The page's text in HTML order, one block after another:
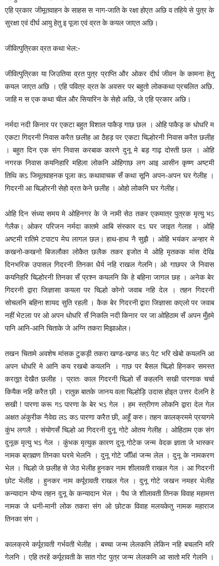
एहि प्रकार जीमूतवाहन के साहस स नाग-जाति के रक्षा होएत अछि व तहिये से पुत्र के
सुरक्षा एवं दीर्घ आयु हेतु इ पूजा एवं व्रत के कयल जाएत अछि।
जीवित्पुत्रिका व्रत कथा भेल:-
जीवित्पुत्रिका या जिउतिया व्रत पुत्र प्राप्ति और ओकर दीर्घ जीवन के कामना हेतु
कयल जाएत अछि । एहि पवित्र व्रत के अवसर पर बहुतो लोककथा प्रचलित अछि.
जाहि म स एक कथा चील और सियारिन के सेहो अछि, जे एहि प्रकार अछि।
नर्मदा नदी किनार पर एकटा बहुत विशाल पाकैड़ गाछ छल । ओहि पाकैड़ क धोधरि म
एकटा गिदरनी निवास करैत छलीह आ ठैहड़ पर एकटा चिल्होरनी निवास करैत छलीह
। बहुत दिन एक संग निवास करबाक कारणे दुनू मे बड़ गाढ़ दोस्ती छल । ओहि
नगरक निवास कयनिहारि महिला लोकनि ओहिगाछ लग आ‌इ आसीन कृष्ण अष्टमी
तिथि कऽ जिमूतवाहनक पूजा कऽ कथावाचक सँ कथा सूनि अपन-अपन घर गेलीह ।
गिदरनी आ चिल्होरनी सेहो व्रत केने छलीह । ओहो लोकनि घर गेलीह।
ओहि दिन संध्या समय मे ओहिनगर के जे नामी सेठ तकर एकमात्र पुत्रक मृत्यु भऽ
गेलैक। ओकर परिजन नर्मदा कातमे आबि संस्कार दऽ घर जा‌इत गेलाह । ओहि
अष्टमी रातिमे टपाटप मेघ लागल छल। हाथ-हाथ नै सुझै । ओहि भयंकर अन्हार मे
कखनो-कखनो बिजलौका लोकैत छलैक तकर इजोत मे ओहि मृतकक मांस देखि
दिनभरिक उपासल गिदरनी तिनका धैर्य नहि राखल गेलनि। ओ गाछपर जे निवास
कयनिहरि चिल्होरनी तिनका सँ प्रश्न कयलनि कि हे बहिना जागल छह । अनेक बेर
गिदरनी द्वारा जिज्ञासा कयला पर चिल्हो कोनो जवाब नहि देल । तहन गिदरनी
सोचलनि बहिना शायद सुति रहली । कैक बेर गिदरनी द्वारा जिज्ञासा क‌एलो पर जवाब
नहीं भेटला पर ओ अपन धोधरि सँ निकलि नदी किनार पर जा ओहिठाम सँ अपन मुँहमे
पानि आनि-आनि चिताके जे अग्नि तकरा मिझा‌ओल।
तखन चितामे अवशेष मांसक टुकड़ी तकरा खण्ड-खण्ड कऽ पेट भरि खेबो कयलनि आ
अपन धोधरि मे आनि कय रखबो कयलनि । गाछ पर बैसल चिल्हो हिनकर समस्त
करतूत देखैत छलीह । प्रातः काल गिदरनी चिल्हो सँ कहलनि सखी पारणाक चर्चा
कियैक नहि करैत छी । रातुक बातके जानय वला चिल्होड़ि उदास हो‌इत उत्तर देलनि हे
सखी ! पारणा करू गऽ पारणा के बेर भऽ गेल । हम स्त्रीगण लोकनि द्वारा देल गेल
अक्षत अंकुरीक नैवेद्य लऽ कऽ पारणा करैत छी, अहूँ करु। तहन कालक्रममे प्रयागमे
कुंभ लगलै । संयोगसँ चिल्हो आ गिदरनी दुनू गोटे ओतय गेलीह । ओहिठाम एक संग
दुनूक मृत्यु भऽ गेल । कुंभक मृत्युक कारण दुनू गोटेक जन्म वेदक ज्ञाता जे भास्कर
नामक ब्राह्मण तिनका घरमे भेलनि । दुनू गोटे जौँआं जन्म लेल । दुनू के नामकरण
भेल । चिल्हो जे छलीह से जेठ भेलीह हुनकर नाम शीलावती राखल गेल । आ गिदरनी
छोट भेलीह । हुनकर नाम कर्पूरावती राखल गेल । दुनू गोटे जखन नमहर भेलीह
कन्यादान योग्य तहन दुनू के कन्यादान भेल । पैघ जे शीलावती तिनक विवाह महामत्त
नामक जे धनी-मानी लोक तकरा संग ओ छोटक विवाह मलयकेतु नामक महाराज
तिनका संग ।
कालक्रमे कर्पूरावती गर्भवती भेलीह । बच्चा जन्म लेलकनि लेकिन नहि बचलनि मरि
गेलनि । एहि तरहें कर्पूरावती के सात गोट पुत्र जन्म लेलकनि आ सातो मरि गेलनि ।